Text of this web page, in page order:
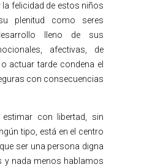
la felicidad de estos niños
plenitud como seres
lleno de sus
afectivas, de
actuar tarde condena el
con consecuencias
con libertad, sin
tipo, está en el centro
ser una persona digna
y nada menos hablamos